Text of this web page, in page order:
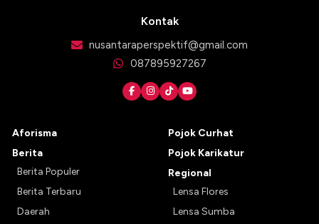
Kontak
nusantaraperspektif@gmail.com
087895927267
Aforisma
Berita
Berita Populer
Berita Terbaru
Daerah
Pojok Curhat
Pojok Karikatur
Regional
Lensa Flores
Lensa Sumba